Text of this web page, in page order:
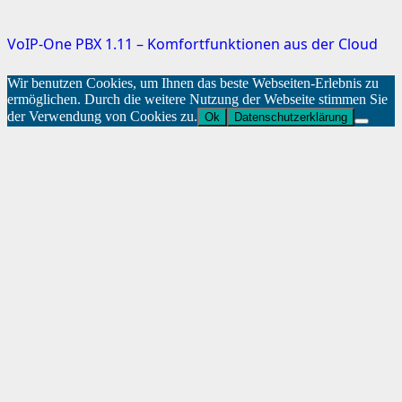
VoIP-One PBX 1.11 – Komfortfunktionen aus der Cloud
Wir benutzen Cookies, um Ihnen das beste Webseiten-Erlebnis zu
ermöglichen. Durch die weitere Nutzung der Webseite stimmen Sie
der Verwendung von Cookies zu. Ok Datenschutzerklärung